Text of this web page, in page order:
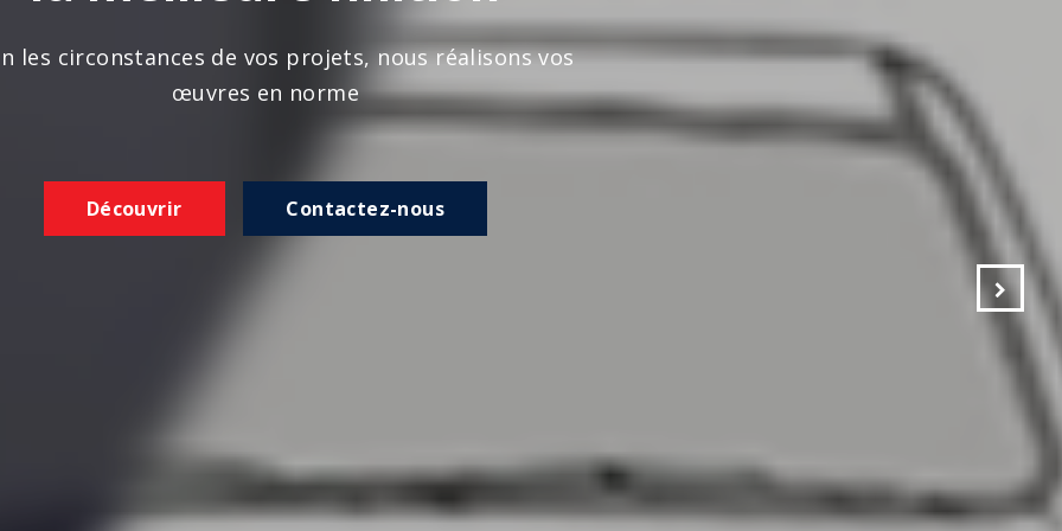
les circonstances de vos projets, nous réalisons vos
œuvres en norme
Découvrir Contactez-nous